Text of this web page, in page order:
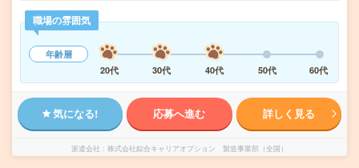
職場の雰囲気
年齢層
20代
30代 40代 50代 60代
気になる! 応募へ進む 詳しく見る
派遣会社 株式会社綜合キャリアオプション 製造事業部（全国）